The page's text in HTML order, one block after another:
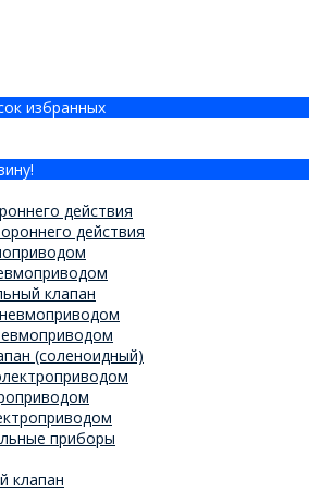
избранных
действия
действия
клапан
(соленоидный)
приборы
клапан